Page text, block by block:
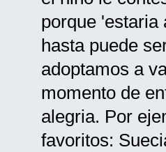
porque
hasta puede
adoptamos a
momento de
alegria. Por
favoritos: